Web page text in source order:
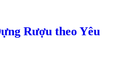
Rượu theo Yêu